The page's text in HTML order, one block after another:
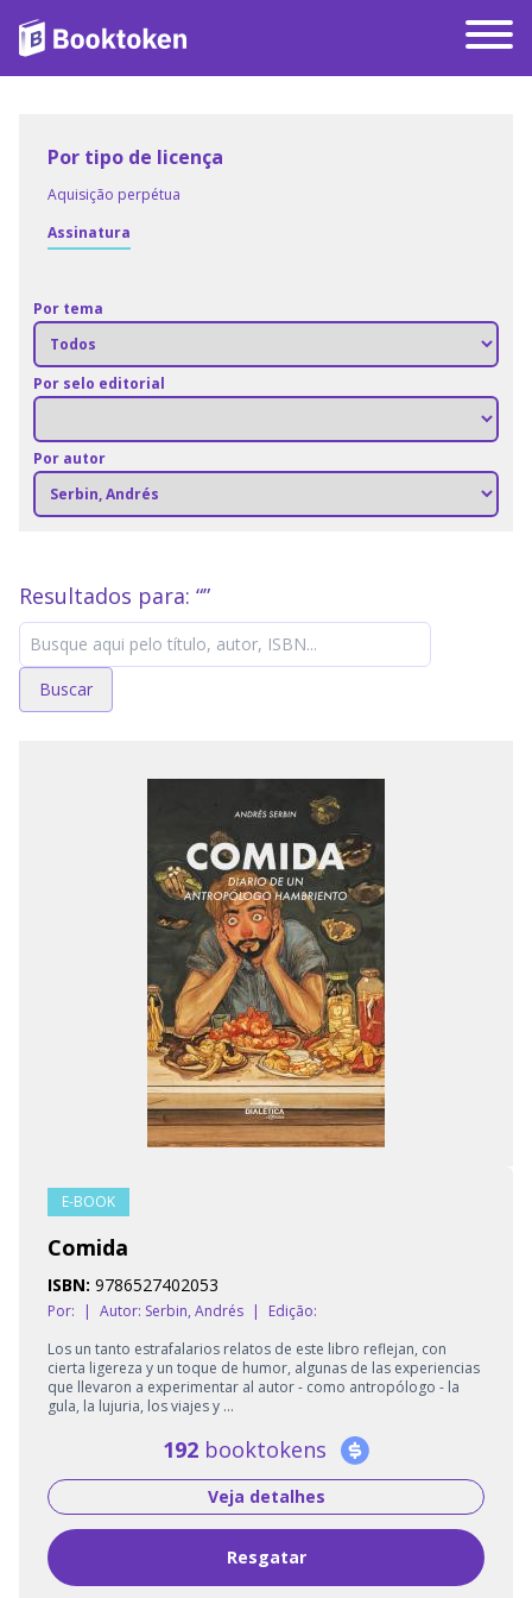
Por tipo de licença
Aquisição perpétua
Assinatura
Por tema
Por selo editorial
Por autor
Resultados para: “”
Buscar
E-BOOK
Comida
ISBN: 9786527402053
Por: | Autor: Serbin, Andrés |
Edição:
Los un tanto estrafalarios relatos de este libro reflejan, con
cierta ligereza y un toque de humor, algunas de las experiencias
que llevaron a experimentar al autor - como antropólogo - la
gula, la lujuria, los viajes y ...
192 booktokens
Veja detalhes
Resgatar